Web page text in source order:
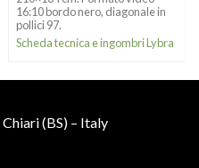
16:10 bordo nero, diagonale in
pollici 97.
Scheda tecnica e ingombri Lybra
(BS) – Italy